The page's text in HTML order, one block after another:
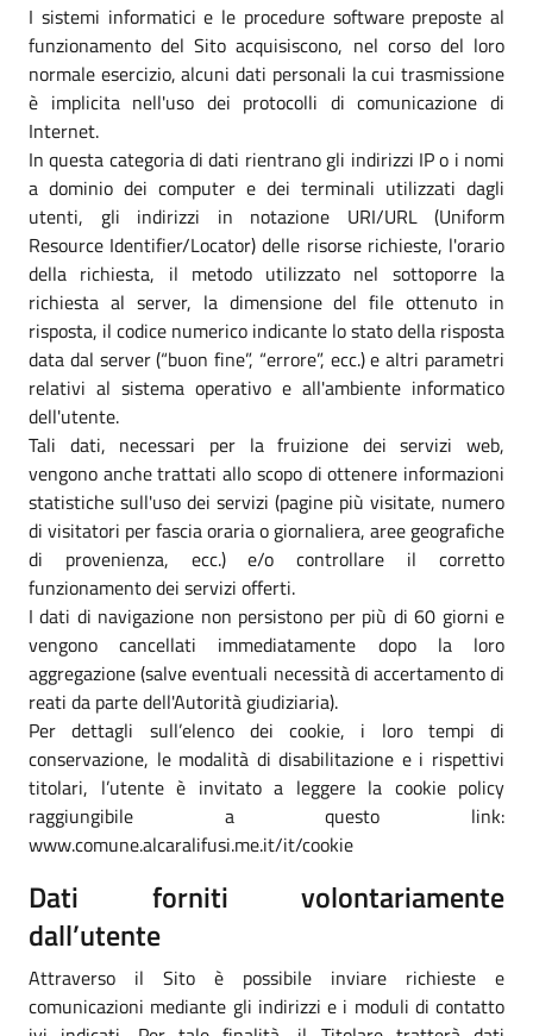
I sistemi informatici e le procedure software preposte al
funzionamento del Sito acquisiscono, nel corso del loro
normale esercizio, alcuni dati personali la cui trasmissione
è implicita nell'uso dei protocolli di comunicazione di
Internet.
In questa categoria di dati rientrano gli indirizzi IP o i nomi
a dominio dei computer e dei terminali utilizzati dagli
utenti, gli indirizzi in notazione URI/URL (Uniform
Resource Identifier/Locator) delle risorse richieste, l'orario
della richiesta, il metodo utilizzato nel sottoporre la
richiesta al server, la dimensione del file ottenuto in
risposta, il codice numerico indicante lo stato della risposta
data dal server (“buon fine”, “errore”, ecc.) e altri parametri
relativi al sistema operativo e all'ambiente informatico
dell'utente.
Tali dati, necessari per la fruizione dei servizi web,
vengono anche trattati allo scopo di ottenere informazioni
statistiche sull'uso dei servizi (pagine più visitate, numero
di visitatori per fascia oraria o giornaliera, aree geografiche
di provenienza, ecc.) e/o controllare il corretto
funzionamento dei servizi offerti.
I dati di navigazione non persistono per più di 60 giorni e
vengono cancellati immediatamente dopo la loro
aggregazione (salve eventuali necessità di accertamento di
reati da parte dell'Autorità giudiziaria).
Per dettagli sull’elenco dei cookie, i loro tempi di
conservazione, le modalità di disabilitazione e i rispettivi
titolari, l’utente è invitato a leggere la cookie policy
raggiungibile a questo link:
www.comune.alcaralifusi.me.it/it/cookie
Dati forniti volontariamente
dall’utente
Attraverso il Sito è possibile inviare richieste e
comunicazioni mediante gli indirizzi e i moduli di contatto